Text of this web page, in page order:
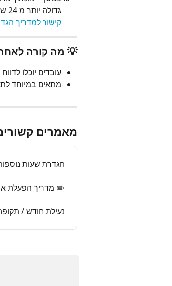
גדולה יותר מ 24 שעות.
קישור למדריך
💡 מה קורה
עובדים יוכלו לדווח שעות
מתאים במיוחד
מאמרים
הגדרת שעות
✏️ מדריך הפעלת
נעילת חודש / תקופה